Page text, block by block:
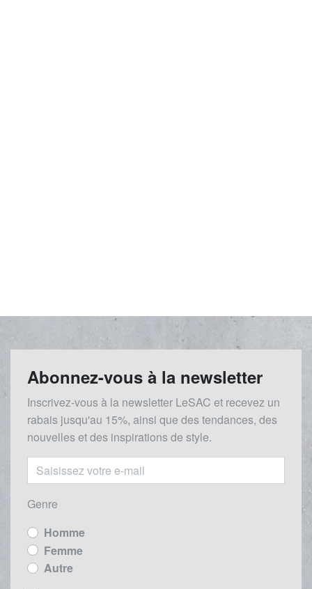
Abonnez-vous à la newsletter
Inscrivez-vous à la newsletter LeSAC et recevez un
rabais jusqu'au 15%, ainsi que des tendances, des
nouvelles et des inspirations de style.
Genre
Homme
Femme
Autre